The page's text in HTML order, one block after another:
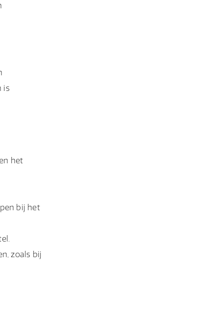
is
het
bij het
zoals bij